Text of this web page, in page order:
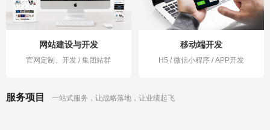
网站建设与开发
官网定制、开发 / 集团站群
移动端开发
H5 / 微信小程序 / APP开发
服务项目 一站式服务，让战略落地，让业绩起飞